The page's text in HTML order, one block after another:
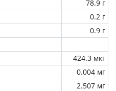
78.9 г
0.2 г
0.9 г
424.3 мкг
0.004 мг
2.507 мг